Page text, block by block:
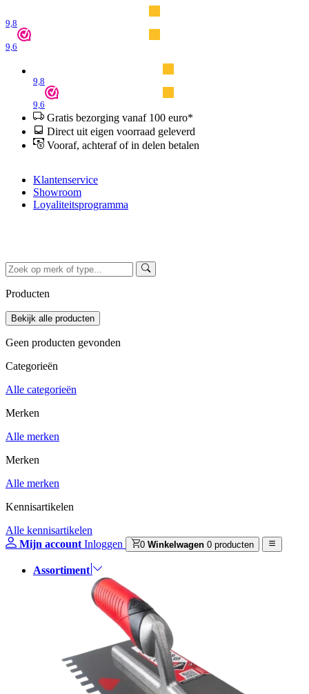
9,8
9,6
9,8
9,6
Gratis bezorging vanaf 100 euro*
Direct uit eigen voorraad geleverd
Vooraf, achteraf of in delen betalen
Klantenservice
Showroom
Loyaliteitsprogramma
Producten
Geen producten gevonden
Categorieën
Alle categorieën
Merken
Alle merken
Merken
Alle merken
Kennisartikelen
Alle kennisartikelen
Mijn account Inloggen 0 Winkelwagen 0 producten
Assortiment